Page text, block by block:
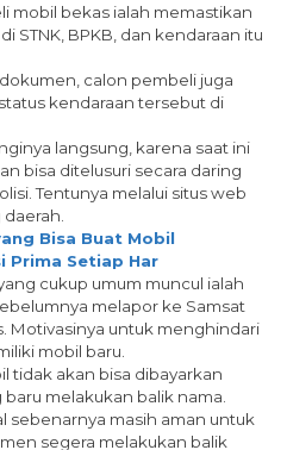
mobil bekas ialah memastikan
STNK, BPKB, dan kendaraan itu
calon pembeli juga
kendaraan tersebut di
langsung, karena saat ini
bisa ditelusuri secara daring
Tentunya melalui situs web
Bisa Buat Mobil
Prima Setiap Har
cukup umum muncul ialah
melapor ke Samsat
Motivasinya untuk menghindari
mobil baru.
tidak akan bisa dibayarkan
melakukan balik nama.
sebenarnya masih aman untuk
segera melakukan balik